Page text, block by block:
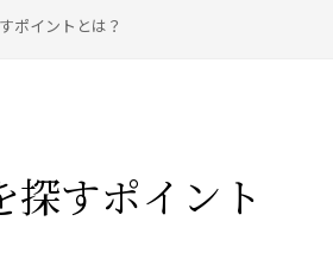
ポイントとは？
探すポイント